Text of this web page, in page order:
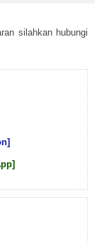
sіlаhkаn hubungі